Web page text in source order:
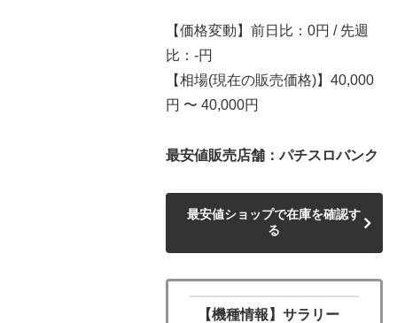
【価格変動】前日比：0円 / 先週
比：-円
【相場(現在の販売価格)】40,000
円 〜 40,000円
最安値販売店舗：パチスロバンク
最安値ショップで在庫を確認す
る
【機種情報】サラリー